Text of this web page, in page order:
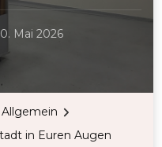
Mai 2026
Allgemein
in Euren Augen